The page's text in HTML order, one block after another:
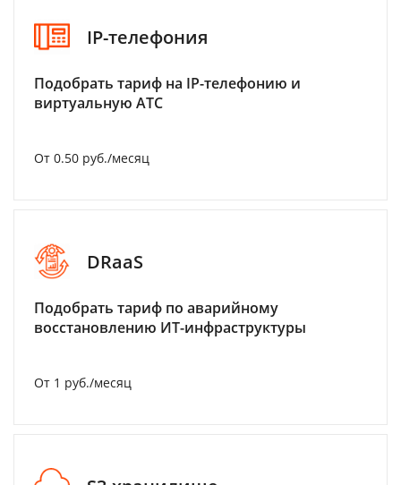
IP-телефония
Подобрать тариф на IP-телефонию и
виртуальную АТС
От 0.50 руб./месяц
DRaaS
Подобрать тариф по аварийному
восстановлению ИТ-инфраструктуры
От 1 руб./месяц